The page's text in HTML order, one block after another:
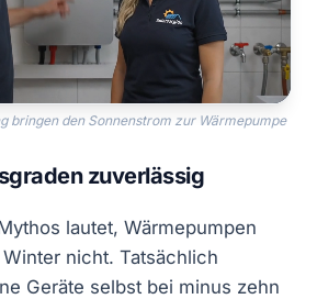
bringen den Sonnenstrom zur Wärmepumpe
zuverlässig
lautet, Wärmepumpen
nicht. Tatsächlich
Geräte selbst bei minus zehn